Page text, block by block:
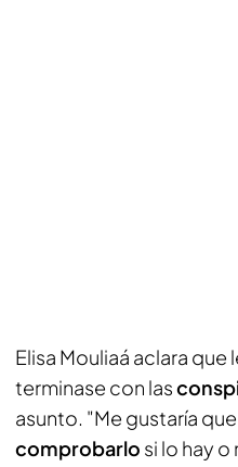
Elisa Mouliaá aclara que
terminase con las
asunto. "Me gustaría
comprobarlo si lo hay